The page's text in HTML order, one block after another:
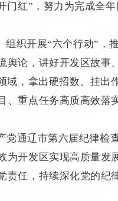
门红”，努力为完成全
织开展“六个行动”，
舆论，讲好开发区故事
域，拿出硬招数、挂出
、重点任务高质高效落
通辽市第六届纪律检
为开发区实现高质量发
责任，持续深化党的纪